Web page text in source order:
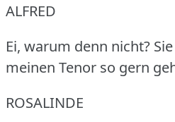
ALFRED
Ei, warum denn nicht?
meinen Tenor so gern
ROSALINDE